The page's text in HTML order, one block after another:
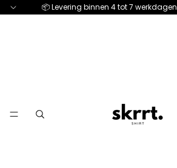
📦 Levering binnen 4 tot 7 werkdagen